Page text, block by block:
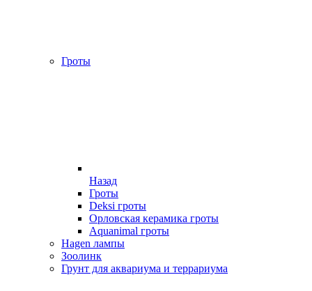
Гроты
Назад
Гроты
Deksi гроты
Орловская керамика гроты
Aquanimal гроты
Hagen лампы
Зоолинк
Грунт для аквариума и террариума